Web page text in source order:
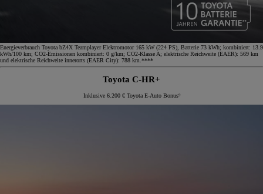
Energieverbrauch Toyota bZ4X Teamplayer Elektromotor 165 kW (224 PS), Batterie 73 kWh; kombiniert: 13.9
kWh/100 km; CO2-Emissionen kombiniert: 0 g/km; CO2-Klasse A; elektrische Reichweite (EAER): 569 km
und elektrische Reichweite innerorts (EAER City): 788 km.****
Toyota C-HR+
Inklusive 6.200 € Toyota E-Auto Bonus⁹